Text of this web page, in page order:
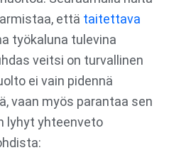
että taitettava
työkaluna tulevina
veitsi on turvallinen
ei vain pidennä
vaan myös parantaa sen
lyhyt yhteenveto